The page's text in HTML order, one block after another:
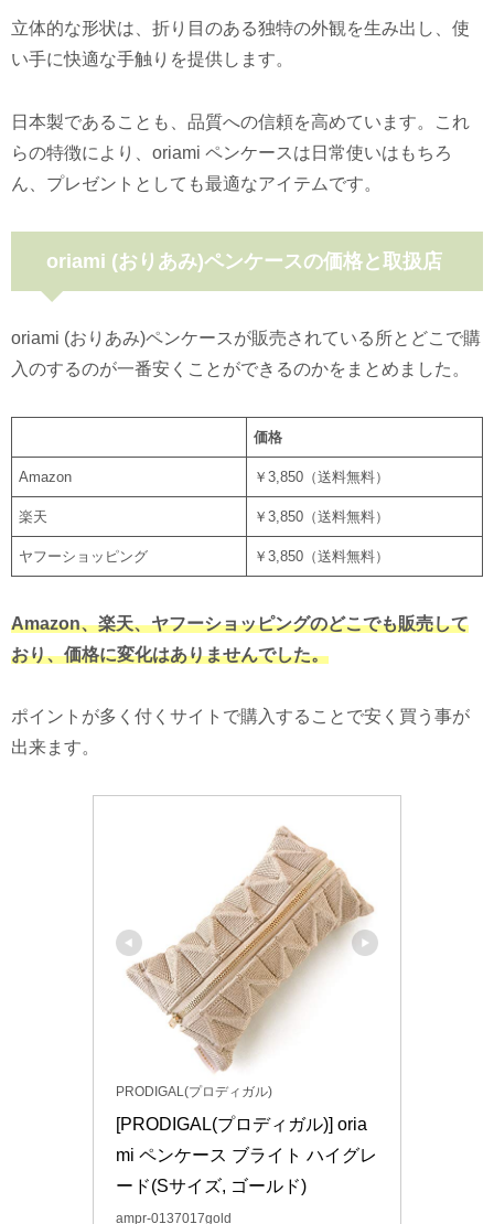
立体的な形状は、折り目のある独特の外観を生み出し、使
い手に快適な手触りを提供します。
日本製であることも、品質への信頼を高めています。これ
らの特徴により、oriami ペンケースは日常使いはもちろ
ん、プレゼントとしても最適なアイテムです。
oriami (おりあみ)ペンケースの価格と取扱店
oriami (おりあみ)ペンケースが販売されている所とどこで購
入のするのが一番安くことができるのかをまとめました。
価格
Amazon ￥3,850（送料無料）
楽天 ￥3,850（送料無料）
ヤフーショッピング ￥3,850（送料無料）
Amazon、楽天、ヤフーショッピングのどこでも販売して
おり、価格に変化はありませんでした。
ポイントが多く付くサイトで購入することで安く買う事が
出来ます。
PRODIGAL(プロディガル)
[PRODIGAL(プロディガル)] oria
mi ペンケース ブライト ハイグレ
ード(Sサイズ, ゴールド)
ampr-0137017gold